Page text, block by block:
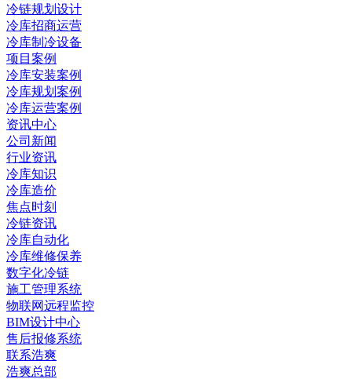
冷链规划设计
冷库招商运营
冷库制冷设备
项目案例
冷库安装案例
冷库规划案例
冷库运营案例
资讯中心
公司新闻
行业资讯
冷库知识
冷库造价
焦点时刻
冷链资讯
冷库自动化
冷库维修保养
数字化冷链
施工管理系统
物联网远程监控
BIM设计中心
售后报修系统
联系浩爽
浩爽总部